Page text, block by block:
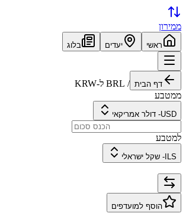
ממירון
ראשי יעדים בלוג
דף הבית /
BRL ל-KRW
ממטבע
USD
- דולר אמריקאי
למטבע
ILS
- שקל ישראלי
הוסף למועדפים